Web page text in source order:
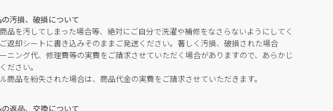
汚損、破損について
品を汚してしまった場合等、絶対にご自分で洗濯や補修をなさらないようにしてく
返却シートに書き込みそのままご発送ください。著しく汚損、破損された場合
ニング代、修理費等の実費をご請求させていただく場合がありますので、あらかじ
ださい。
商品を紛失された場合は、商品代金の実費をご請求させていただきます。
返品、交換について